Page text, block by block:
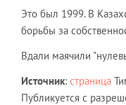
Это был 1999. В
борьбы за
Вдали маячили
Источник: страница
Публикуется с